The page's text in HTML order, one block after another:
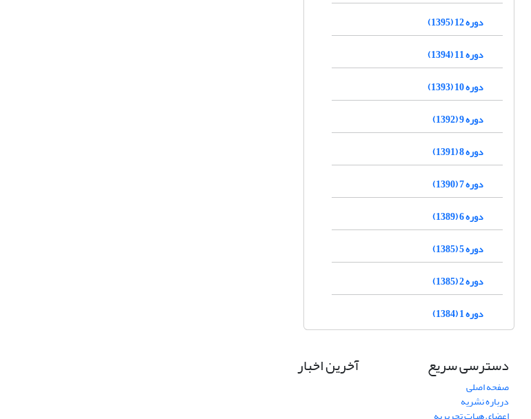
دوره 12 (1395)
دوره 11 (1394)
دوره 10 (1393)
دوره 9 (1392)
دوره 8 (1391)
دوره 7 (1390)
دوره 6 (1389)
دوره 5 (1385)
دوره 2 (1385)
دوره 1 (1384)
دسترسی سریع
صفحه اصلی
درباره نشریه
آخرین اخبار